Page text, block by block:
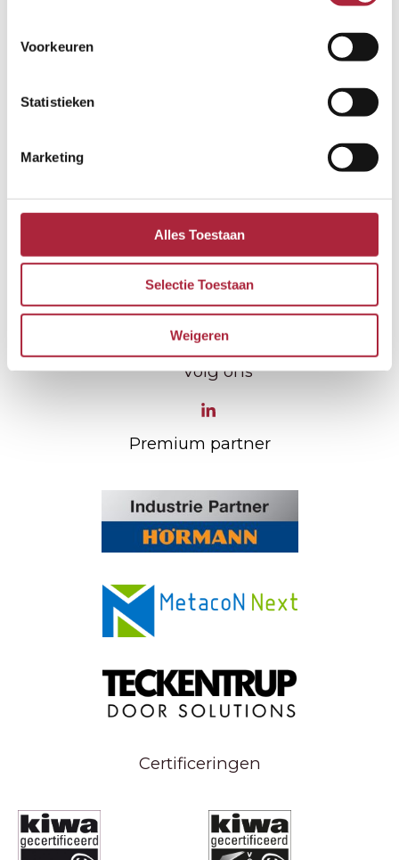
Voorkeuren
Statistieken
Marketing
Alles Toestaan
Selectie Toestaan
Weigeren
Contact
+31 (0183) 60 10 73
Achthoven 81 4128 LX Lexmond Nederland
Volg ons
Premium partner
Certificeringen